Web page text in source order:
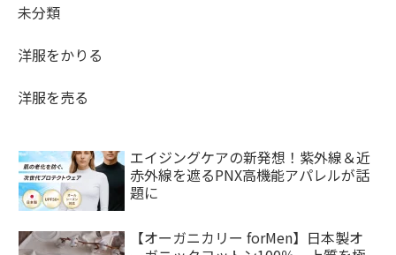
未分類
洋服をかりる
洋服を売る
エイジングケアの新発想！紫外線＆近
赤外線を遮るPNX高機能アパレルが話
題に
【オーガニカリー forMen】日本製オ